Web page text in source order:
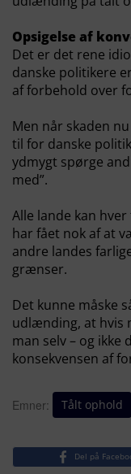
Opsigelse af
Det er det rene
danske politikere
af forbehold over
Men når skaden
til for danske
ydmygt spørge
med”.
Alle lande kan
har fået nok af at
andre landes
grænser.
Det kunne måske
udlænding, at hvis
man selv – og
konsekvensen af
Emner: Tålt ophold
Del på